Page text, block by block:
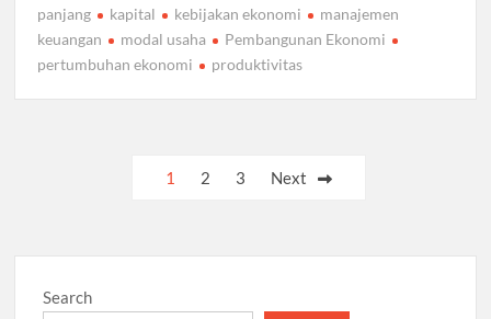
panjang
kapital kebijakan ekonomi
manajemen
keuangan
modal usaha
Pembangunan Ekonomi
pertumbuhan ekonomi
produktivitas
1 2 3 Next
Search